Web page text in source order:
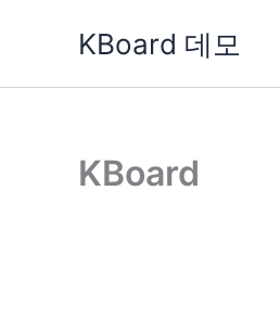
KBoard 데모
KBoard